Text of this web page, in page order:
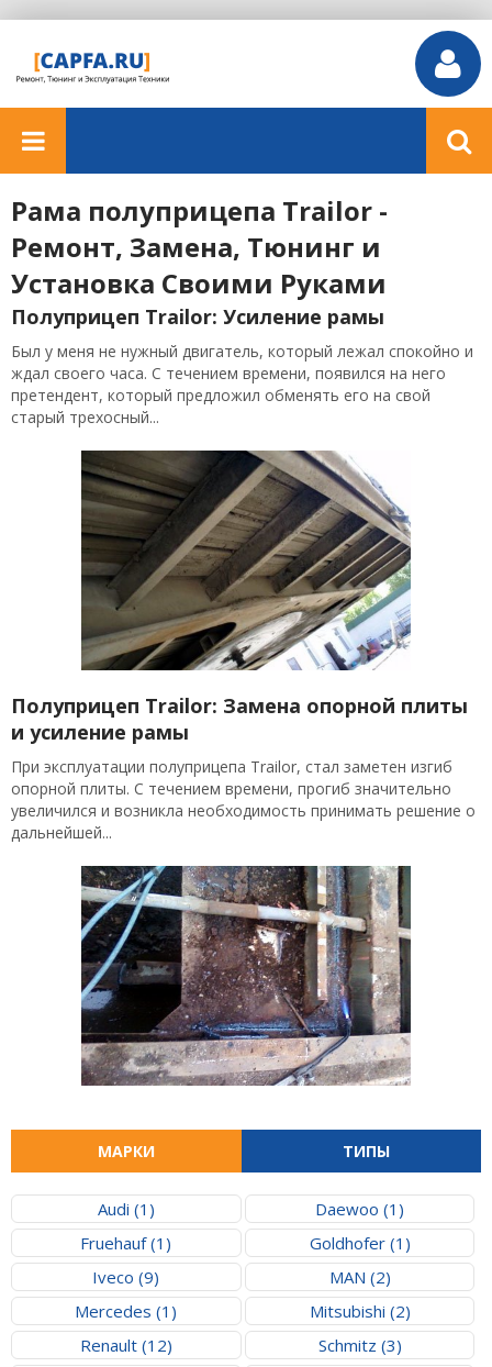
Рама полуприцепа Trailor -
Ремонт, Замена, Тюнинг и
Установка Своими Руками
Полуприцеп Trailor: Усиление рамы
Был у меня не нужный двигатель, который лежал спокойно и
ждал своего часа. С течением времени, появился на него
претендент, который предложил обменять его на свой
старый трехосный...
Полуприцеп Trailor: Замена опорной плиты
и усиление рамы
При эксплуатации полуприцепа Trailor, стал заметен изгиб
опорной плиты. С течением времени, прогиб значительно
увеличился и возникла необходимость принимать решение о
дальнейшей...
МАРКИ ТИПЫ
Audi (1)
Daewoo (1)
Fruehauf (1)
Goldhofer (1)
Iveco (9)
MAN (2)
Mercedes (1)
Mitsubishi (2)
Renault (12)
Schmitz (3)